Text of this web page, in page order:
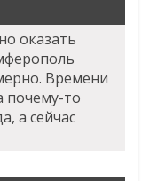
оказать
Времени
почему-то
а сейчас